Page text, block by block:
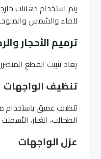
يتم استخدام دهانات
للماء والشمس
ترميم الأحجار
يعاد تثبيت القطع
تنظيف الواجهات
تنظيف عميق باستخدام
الطحالب، الغبار،
عزل الواجهات